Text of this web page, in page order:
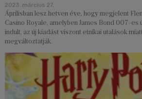
2023. március 27.
Áprilisban lesz hetven éve, hogy megjelent
Casino Royale, amelyben James Bond 007-es
indult, az új kiadást viszont etnikai utalások
megváltoztatják.